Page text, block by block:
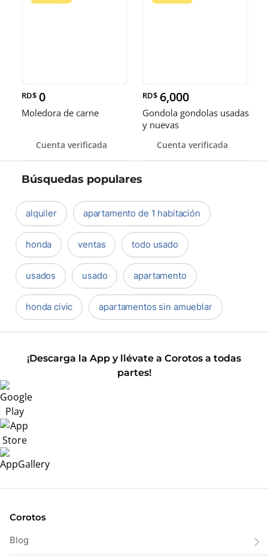
RD$ 0
Moledora de carne
Cuenta verificada
RD$ 6,000
Gondola gondolas usadas
y nuevas
Cuenta verificada
Búsquedas populares
alquiler apartamento de 1 habitación
honda ventas todo usado
usados usado apartamento
honda civic apartamentos sin amueblar
¡Descarga la App y llévate a Corotos a todas
partes!
Corotos
Blog